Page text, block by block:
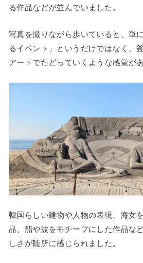
る作品などが並んでいました。
写真を撮りながら歩いていると、単
るイベント」というだけではなく、
アートでたどっていくような感覚が
韓国らしい建物や人物の表現、海女
品、船や波をモチーフにした作品な
しさが随所に感じられました。